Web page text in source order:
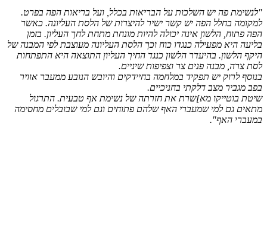
"לנשימת פה יש השלכות על הבריאות בכלל, ועל בריאות הפה בפרט.
למקומה בחלל הפה יש קשר ישיר להיצרות של הלסת העליונה. כאשר
הפה פתוח, הלשון אינה יכולה להיות מונחת מתחת לחך העליון. בזמן
בליעה היא מפעילה כנגדו כוח וכך הלסת העליונה מעוצבת לפי המבנה של
היקף הלשון. בהיעדר הלשון כנגד החיך העליון התוצאה היא התפתחות
לסת צרה, מבנה פנים צר וצפיפות שיניים.
בנוסף לרוק יש תפקיד במלחמה בחיידקים והיובש הנובע ממעבר אוויר
בפב מגביר מצב דלקתי בחניכיים.
שיטת בוטייקו מא]שרת את חזרתה של נשימת אף טבעית. התרגול
מתאים גם למי שמעברי האף שלהם פתוחים וגם למי שבובלים מחסימה
במעברי האף".